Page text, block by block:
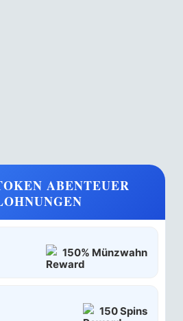
ABENTEUER
150% Münzwahn
150 Spins